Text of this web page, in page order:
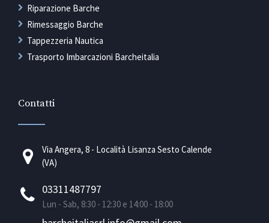
Riparazione Barche
Rimessaggio Barche
Tappezzeria Nautica
Trasporto Imbarcazioni Barcheitalia
Contatti
Via Angera, 8 - Località Lisanza Sesto Calende
(VA)
03311487797
Lun - Sab, 8:30 - 12:30 e 14:00 - 18:00